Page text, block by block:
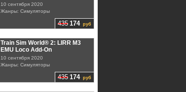
435 174руб
10 сентября 2020
Жанры: Симуляторы
435 174руб
Train Sim World® 2: LIRR M3
EMU Loco Add-On
10 сентября 2020
Жанры: Симуляторы